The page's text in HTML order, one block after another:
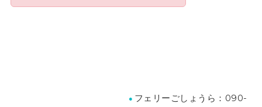
フェリーごしょうら：090-